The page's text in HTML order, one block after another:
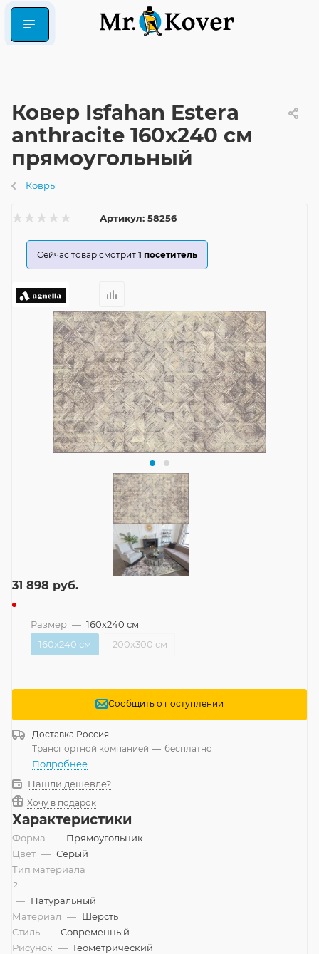
Ковер Isfahan Estera
anthracite 160x240 см
прямоугольный
Ковры
Артикул: 58256
Сейчас товар смотрит 1 посетитель
31 898 руб.
Размер — 160x240 см
160x240 см
200x300 см
Сообщить о поступлении
Доставка Россия
Транспортной компанией — бесплатно
Подробнее
Нашли дешевле?
Хочу в подарок
Характеристики
Форма — Прямоугольник
Цвет — Серый
Тип материала
?
— Натуральный
Материал — Шерсть
Стиль — Современный
Рисунок — Геометрический